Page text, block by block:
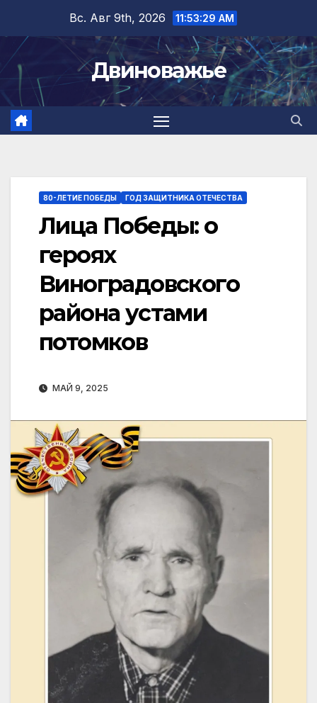
содержимому
Вс. Авг 9th, 2026 11:53:30 AM
Двиноважье
80-ЛЕТИЕ ПОБЕДЫ ГОД ЗАЩИТНИКА ОТЕЧЕСТВА
Лица Победы: о
героях
Виноградовского
района устами
потомков
МАЙ 9, 2025